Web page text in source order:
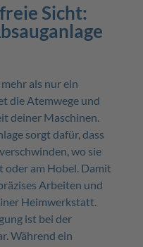
Sicht:
als nur ein
die Atemwege und
deiner Maschinen.
sorgt dafür, dass
wo sie
oder am Hobel. Damit
Arbeiten und
Heimwerkstatt.
ist bei der
Während ein